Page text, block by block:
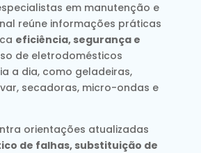
em manutenção e
reúne informações práticas
eficiência, segurança e
de eletrodomésticos
a dia, como geladeiras,
secadoras, micro-ondas e
orientações atualizadas
de falhas, substituição de